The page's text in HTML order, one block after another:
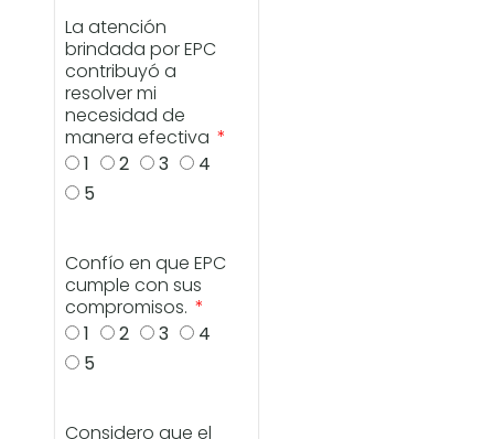
La atención
brindada por EPC
contribuyó a
resolver mi
necesidad de
manera efectiva
1
2 3
4
5
Confío en que EPC
cumple con sus
compromisos.
1
2 3
4
5
Considero que el